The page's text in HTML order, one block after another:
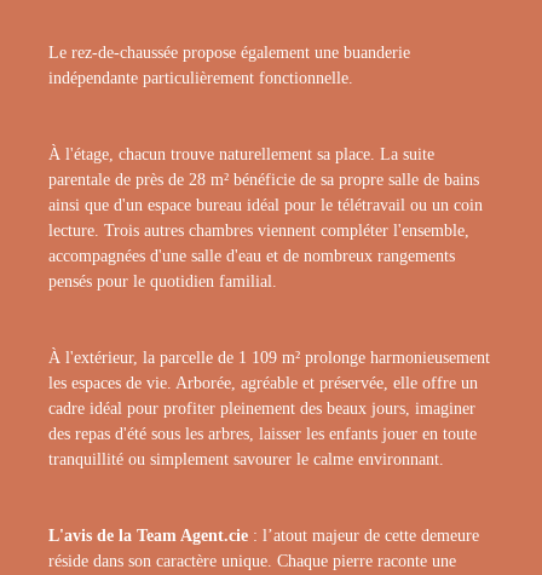
Le rez-de-chaussée propose également une buanderie
indépendante particulièrement fonctionnelle.
À l'étage, chacun trouve naturellement sa place. La suite
parentale de près de 28 m² bénéficie de sa propre salle de bains
ainsi que d'un espace bureau idéal pour le télétravail ou un coin
lecture. Trois autres chambres viennent compléter l'ensemble,
accompagnées d'une salle d'eau et de nombreux rangements
pensés pour le quotidien familial.
À l'extérieur, la parcelle de 1 109 m² prolonge harmonieusement
les espaces de vie. Arborée, agréable et préservée, elle offre un
cadre idéal pour profiter pleinement des beaux jours, imaginer
des repas d'été sous les arbres, laisser les enfants jouer en toute
tranquillité ou simplement savourer le calme environnant.
L'avis de la Team Agent.cie : l’atout majeur de cette demeure
réside dans son caractère unique. Chaque pierre raconte une